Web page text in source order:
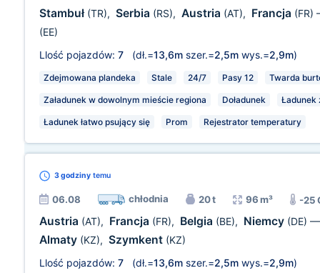
Stambuł (TR), Serbia (RS), Austria (AT), Francja (FR)
(EE)
Llość pojazdów: 7 (dł.=13,6m szer.=2,5m wys.=2,9m)
Zdejmowana plandeka Stale 24/7 Pasy 12 Twarda
Załadunek w dowolnym mieście regiona Doładunek Ładunek
Ładunek łatwo psujący się Prom Rejestrator temperatury
3 godziny temu
06.08 chłodnia 20 t 96 m³ -25
Austria (AT), Francja (FR), Belgia (BE), Niemcy (DE)
Almaty (KZ), Szymkent (KZ)
Llość pojazdów: 7 (dł.=13,6m szer.=2,5m wys.=2,9m)